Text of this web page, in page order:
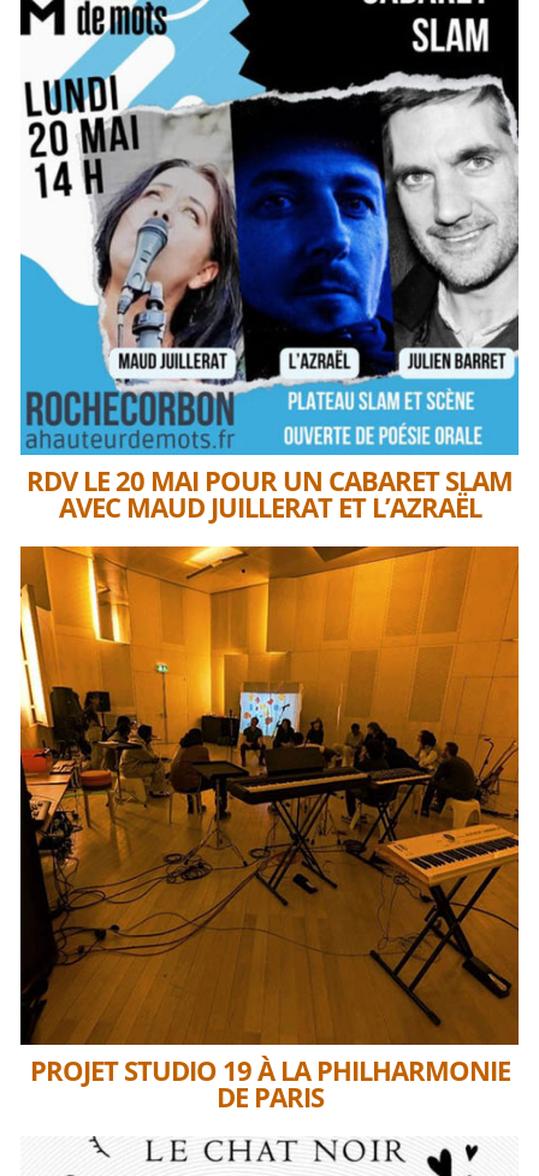
RDV LE 20 MAI POUR UN CABARET SLAM
AVEC MAUD JUILLERAT ET L’AZRAËL
PROJET STUDIO 19 À LA PHILHARMONIE
DE PARIS